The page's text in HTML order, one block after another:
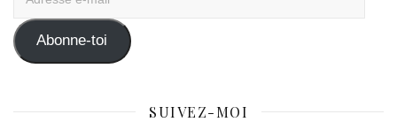
mail Abonne-toi
SUIVEZ-MOI